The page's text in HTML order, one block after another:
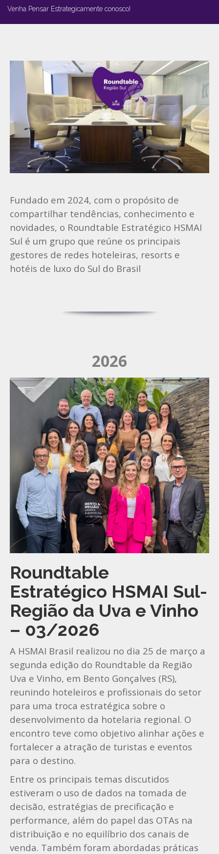
Venha Pensar Estrategicamente conosco!
Fundado em 2024, com o propósito de
compartilhar tendências, conhecimento e
novidades, o Roundtable Estratégico HSMAI
Sul é um grupo que reúne os principais
gestores de redes hoteleiras, resorts e
hotéis de luxo do Sul do Brasil
2026
Roundtable
Estratégico HSMAI Sul-
Região da Uva e Vinho
– 03/2026
A HSMAI Brasil realizou no dia 25 de março a
segunda edição do Roundtable da Região
Uva e Vinho, em Bento Gonçalves (RS),
reunindo hoteleiros e profissionais do setor
para uma troca estratégica sobre o
desenvolvimento da hotelaria regional. O
encontro teve como objetivo alinhar ações e
fortalecer a atração de turistas e eventos
para o destino.
Entre os principais temas discutidos
estiveram o uso de dados na tomada de
decisão, estratégias de precificação e
performance, além do papel das OTAs na
distribuição e no equilíbrio dos canais de
venda. Também foram abordadas práticas